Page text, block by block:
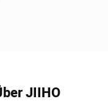
JIIHO